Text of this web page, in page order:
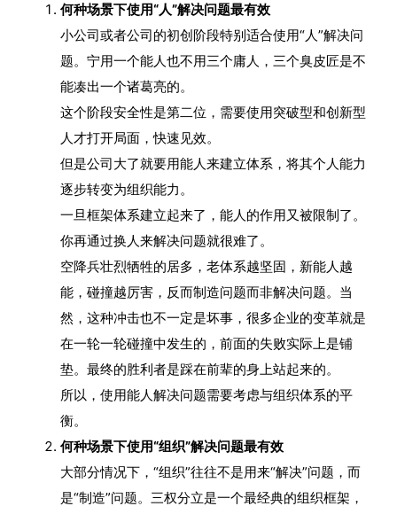
何种场景下使用“人”解决问题最有效
小公司或者公司的初创阶段特别适合使用“人”解决问
题。宁用一个能人也不用三个庸人，三个臭皮匠是不
能凑出一个诸葛亮的。
这个阶段安全性是第二位，需要使用突破型和创新型
人才打开局面，快速见效。
但是公司大了就要用能人来建立体系，将其个人能力
逐步转变为组织能力。
一旦框架体系建立起来了，能人的作用又被限制了。
你再通过换人来解决问题就很难了。
空降兵壮烈牺牲的居多，老体系越坚固，新能人越
能，碰撞越厉害，反而制造问题而非解决问题。当
然，这种冲击也不一定是坏事，很多企业的变革就是
在一轮一轮碰撞中发生的，前面的失败实际上是铺
垫。最终的胜利者是踩在前辈的身上站起来的。
所以，使用能人解决问题需要考虑与组织体系的平
衡。
何种场景下使用“组织”解决问题最有效
大部分情况下，“组织”往往不是用来“解决”问题，而
是“制造”问题。三权分立是一个最经典的组织框架，